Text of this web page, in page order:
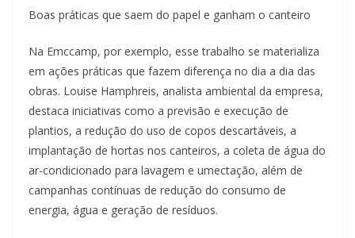
Boas práticas que saem do papel e ganham o canteiro
Na Emccamp, por exemplo, esse trabalho se materializa
em ações práticas que fazem diferença no dia a dia das
obras. Louise Hamphreis, analista ambiental da empresa,
destaca iniciativas como a previsão e execução de
plantios, a redução do uso de copos descartáveis, a
implantação de hortas nos canteiros, a coleta de água do
ar-condicionado para lavagem e umectação, além de
campanhas contínuas de redução do consumo de
energia, água e geração de resíduos.